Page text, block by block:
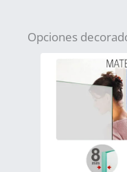
Opciones